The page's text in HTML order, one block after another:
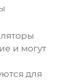
и могут
для